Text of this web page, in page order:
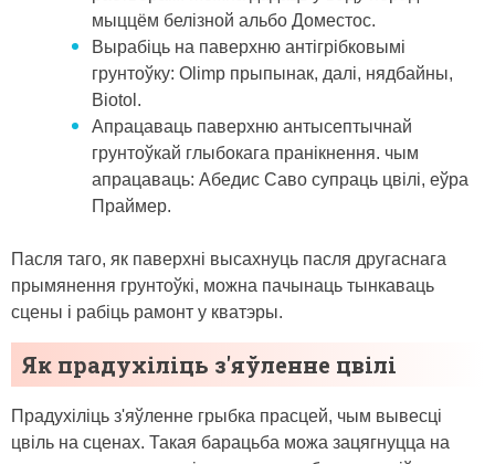
мыццём белізной альбо Доместос.
Вырабіць на паверхню антігрібковымі
грунтоўку: Olimp прыпынак, далі, нядбайны,
Biotol.
Апрацаваць паверхню антысептычнай
грунтоўкай глыбокага пранікнення. чым
апрацаваць: Абедис Саво супраць цвілі, еўра
Праймер.
Пасля таго, як паверхні высахнуць пасля другаснага
прымянення грунтоўкі, можна пачынаць тынкаваць
сцены і рабіць рамонт у кватэры.
Як прадухіліць з'яўленне цвілі
Прадухіліць з'яўленне грыбка прасцей, чым вывесці
цвіль на сценах. Такая барацьба можа зацягнуцца на